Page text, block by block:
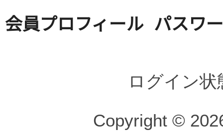
会員プロフィール パスワ
ログイン
Copyright ©